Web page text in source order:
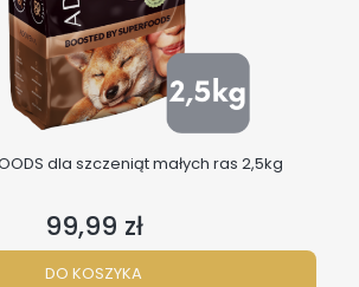
dla szczeniąt małych ras 2,5kg
Cena
99,99 zł
DO KOSZYKA